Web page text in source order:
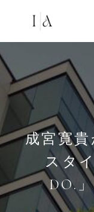
成宮寛
スタ
DO.